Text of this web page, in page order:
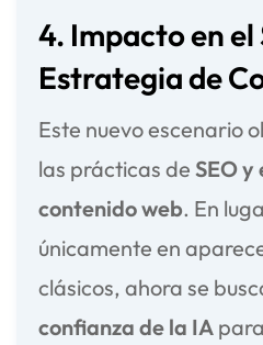
4. Impacto en el
Estrategia de
Este nuevo escenario
las prácticas de SEO
contenido web. En
únicamente en
clásicos, ahora se
confianza de la IA